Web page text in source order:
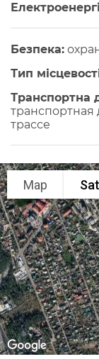
Безпека:
Тип
Транспортна
транспортная
трассе
Map